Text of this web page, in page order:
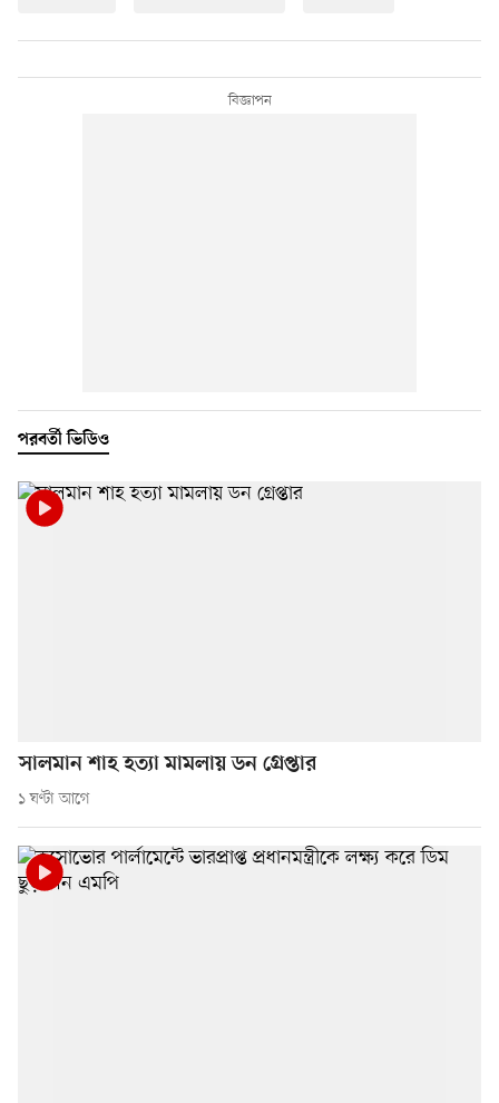
পরবর্তী ভিডিও
সালমান শাহ হত্যা মামলায় ডন গ্রেপ্তার
১ ঘণ্টা আগে